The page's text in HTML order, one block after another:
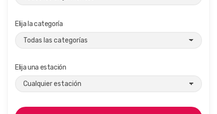
Elija la categoría
Elija una estación